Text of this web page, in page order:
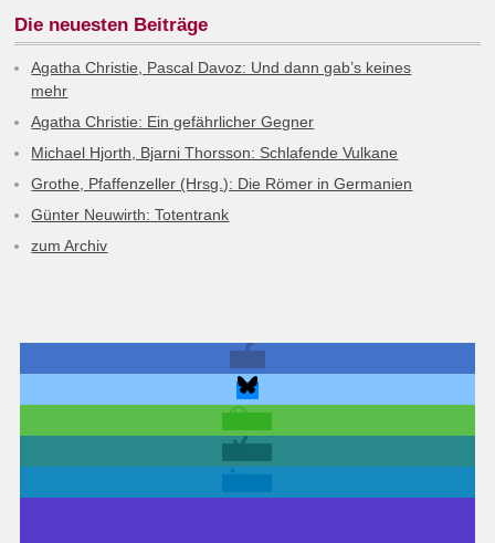
Die neuesten Beiträge
Agatha Christie, Pascal Davoz: Und dann gab’s keines
mehr
Agatha Christie: Ein gefährlicher Gegner
Michael Hjorth, Bjarni Thorsson: Schlafende Vulkane
Grothe, Pfaffenzeller (Hrsg.): Die Römer in Germanien
Günter Neuwirth: Totentrank
zum Archiv